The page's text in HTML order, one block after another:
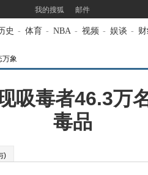
我的搜狐 邮件
史 - 体育 - NBA - 视频 - 娱谈 -
万象
吸毒者46.3万
毒品
)